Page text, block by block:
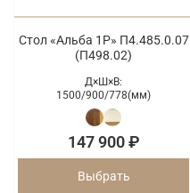
Стол «Альба 1Р» П4.485.0.07
(П498.02)
Д×Ш×В:
1500/900/778(мм)
147 900 ₽
Выбрать